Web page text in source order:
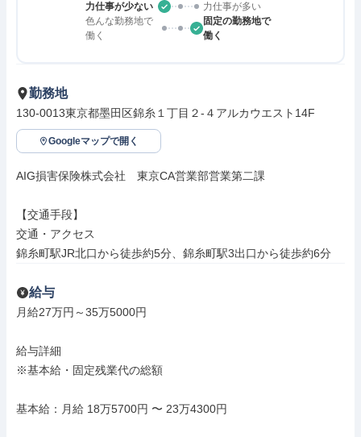
力仕事が少ない
力仕事が多い
色んな勤務地で
働く
固定の勤務地で
働く
勤務地
130-0013東京都墨田区錦糸１丁目２-４アルカウエスト14F
Googleマップで開く
AIG損害保険株式会社　東京CA営業部営業第二課
【交通手段】
交通・アクセス
錦糸町駅JR北口から徒歩約5分、錦糸町駅3出口から徒歩約6分
給与
月給27万円～35万5000円
給与詳細
※基本給・固定残業代の総額
基本給：月給 18万5700円 〜 23万4300円